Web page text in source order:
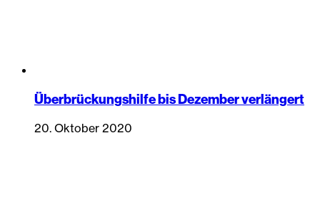
Überbrückungshilfe bis Dezember verlängert
20. Oktober 2020